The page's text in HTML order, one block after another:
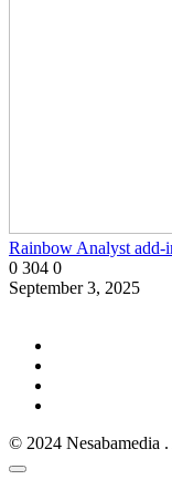
Rainbow Analyst add-
0 304 0
September 3, 2025
© 2024 Nesabamedia